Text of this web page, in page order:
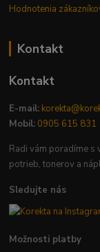
Hodnotenia
Kontakt
Kontakt
E-mail:
Mobil: 0905 615 831
Radi vám poradíme s
potrieb, tonerov a
Sledujte nás
Možnosti platby